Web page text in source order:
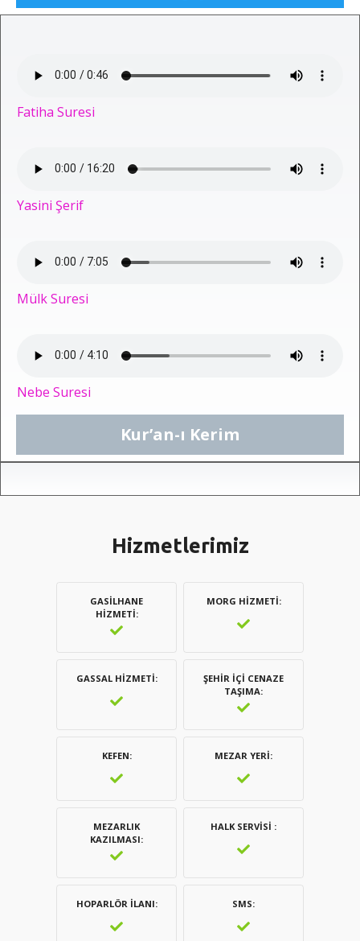
Fatiha Suresi
Yasini Şerif
Mülk Suresi
Nebe Suresi
Kur’an-ı Kerim
Hizmetlerimiz
GASILHANE
HIZMETI
MORG HIZMETI
GASSAL HIZMETI
ŞEHIR İÇI CENAZE
TAŞIMA
KEFEN MEZAR YERI
MEZARLIK
KAZILMASI
HALK SERVISI
HOPARLÖR İLANI SMS